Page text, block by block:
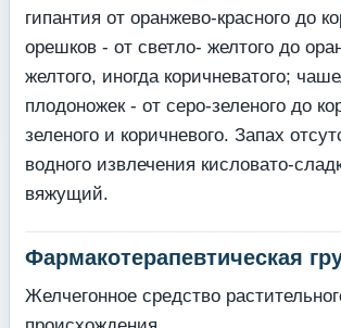
гипантия от оранжево-красного до
орешков - от светло- желтого до
желтого, иногда коричневатого;
плодоножек - от серо-зеленого до
зеленого и коричневого. Запах
водного извлечения кисловато-
вяжущий.
Фармакотерапевтическая
Желчегонное средство